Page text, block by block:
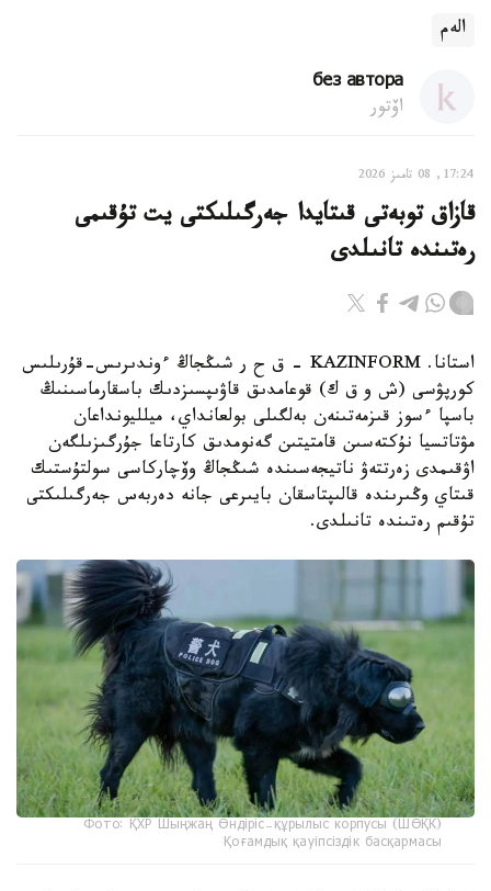
الەم
без автора
اۆتور
17:24, 08 تامىز 2026
قازاق توبەتى قىتايدا جەرگىلىكتى يت تۇقىمى
رەتىندە تانىلدى
استانا. KAZINFORM – ق ح ر شىڭجاڭ ءوندىرىس-قۇرىلىس
كورپۋسى (ش و ق ك) قوعامدىق قاۋىپسىزدىك باسقارماسىنىڭ
باسپا ءسوز قىزمەتىنەن بەلگىلى بولعانداي، ميلليونداعان
مۋتاتسيا نۇكتەسىن قامتيتىن گەنومدىق كارتاعا جۇرگىزىلگەن
اۋقىمدى زەرتتەۋ ناتيجەسىندە شىڭجاڭ وۆچاركاسى سولتۇستىك
قىتاي وڭىرىندە قالىپتاسقان بايىرعى جانە دەربەس جەرگىلىكتى
تۇقىم رەتىندە تانىلدى.
Фото: ҚХР Шыңжаң Өндіріс-құрылыс корпусы (ШӨҚК)
Қоғамдық қауіпсіздік басқармасы